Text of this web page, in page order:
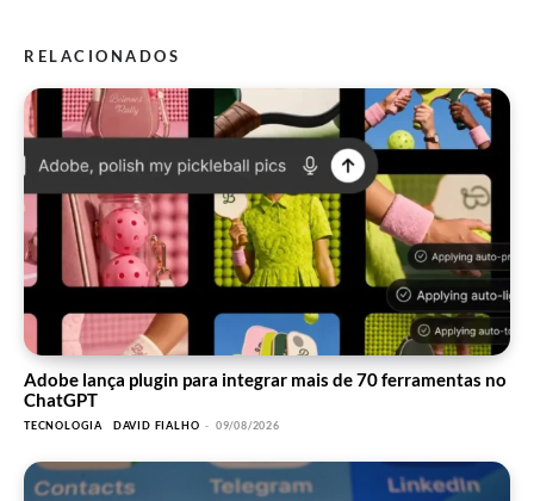
RELACIONADOS
Adobe lança plugin para integrar mais de 70 ferramentas no
ChatGPT
TECNOLOGIA DAVID FIALHO - 09/08/2026